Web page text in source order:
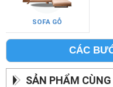
SOFA GỖ
CÁC
SẢN PHẨM